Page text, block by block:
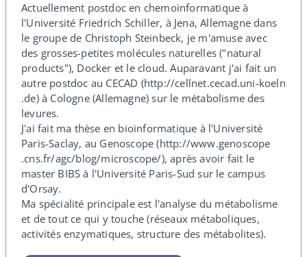
Actuellement postdoc en chemoinformatique à
l'Université Friedrich Schiller, à Jena, Allemagne dans
le groupe de Christoph Steinbeck, je m'amuse avec
des grosses-​petites molécules naturelles ("natural
products"), Docker et le cloud. Auparavant j'ai fait un
autre postdoc au CECAD (http://​cellnet​.cecad​.uni​-koeln​
.de) à Cologne (Allemagne) sur le métabolisme des
levures.
J'ai fait ma thèse en bioinformatique à l'Université
Paris-​Saclay, au Genoscope (http://​www​.genoscope​
.cns​.fr/​a​g​c​/​b​l​o​g​/​m​i​c​r​o​s​c​o​pe/), après avoir fait le
master BIBS à l'Université Paris-​Sud sur le campus
d'Orsay.
Ma spécialité principale est l'analyse du métabolisme
et de tout ce qui y touche (réseaux métaboliques,
activités enzymatiques, structure des métabolites).